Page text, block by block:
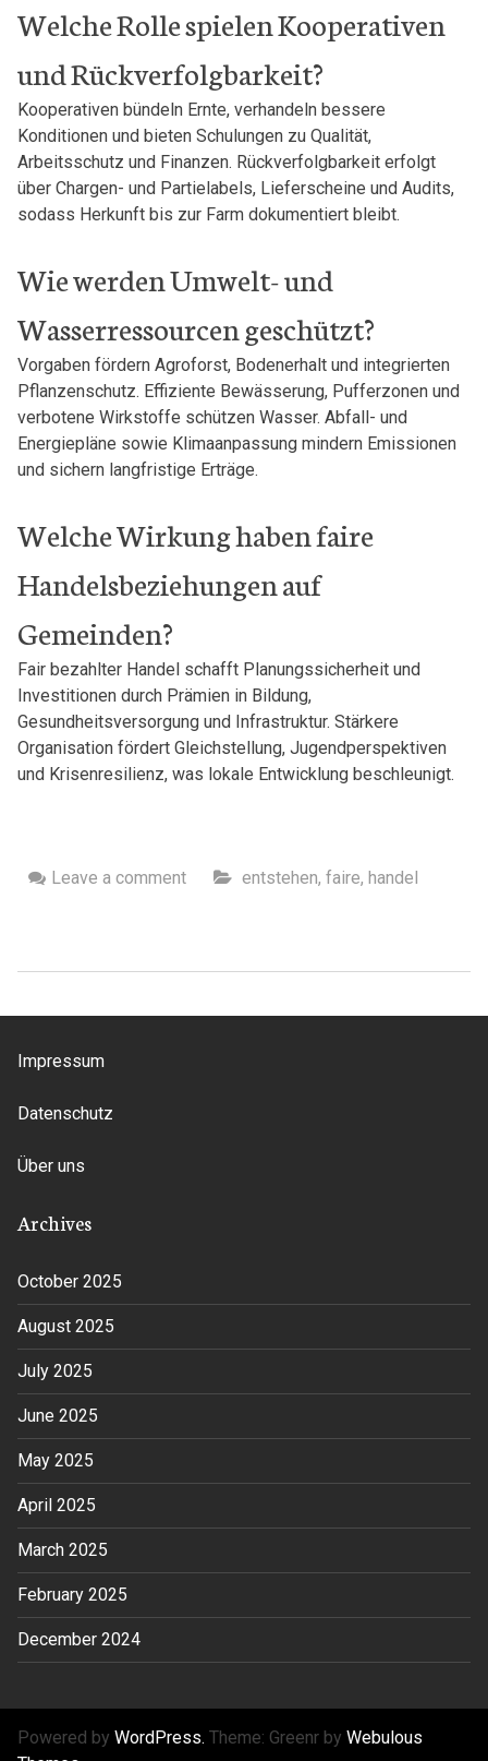
Welche Rolle spielen Kooperativen
und Rückverfolgbarkeit?
Kooperativen bündeln Ernte, verhandeln bessere
Konditionen und bieten Schulungen zu Qualität,
Arbeitsschutz und Finanzen. Rückverfolgbarkeit erfolgt
über Chargen- und Partielabels, Lieferscheine und Audits,
sodass Herkunft bis zur Farm dokumentiert bleibt.
Wie werden Umwelt- und
Wasserressourcen geschützt?
Vorgaben fördern Agroforst, Bodenerhalt und integrierten
Pflanzenschutz. Effiziente Bewässerung, Pufferzonen und
verbotene Wirkstoffe schützen Wasser. Abfall- und
Energiepläne sowie Klimaanpassung mindern Emissionen
und sichern langfristige Erträge.
Welche Wirkung haben faire
Handelsbeziehungen auf
Gemeinden?
Fair bezahlter Handel schafft Planungssicherheit und
Investitionen durch Prämien in Bildung,
Gesundheitsversorgung und Infrastruktur. Stärkere
Organisation fördert Gleichstellung, Jugendperspektiven
und Krisenresilienz, was lokale Entwicklung beschleunigt.
Leave a comment entstehen, faire, handel
Impressum
Datenschutz
Über uns
Archives
October 2025
August 2025
July 2025
June 2025
May 2025
April 2025
March 2025
February 2025
December 2024
Powered by WordPress. Theme: Greenr by Webulous